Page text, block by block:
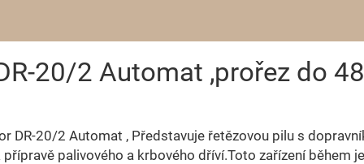
20/2 Automat ,prořez do
DR-20/2 Automat , Představuje řetězovou pilu s
přípravě palivového a krbového dříví.Toto zařízení během